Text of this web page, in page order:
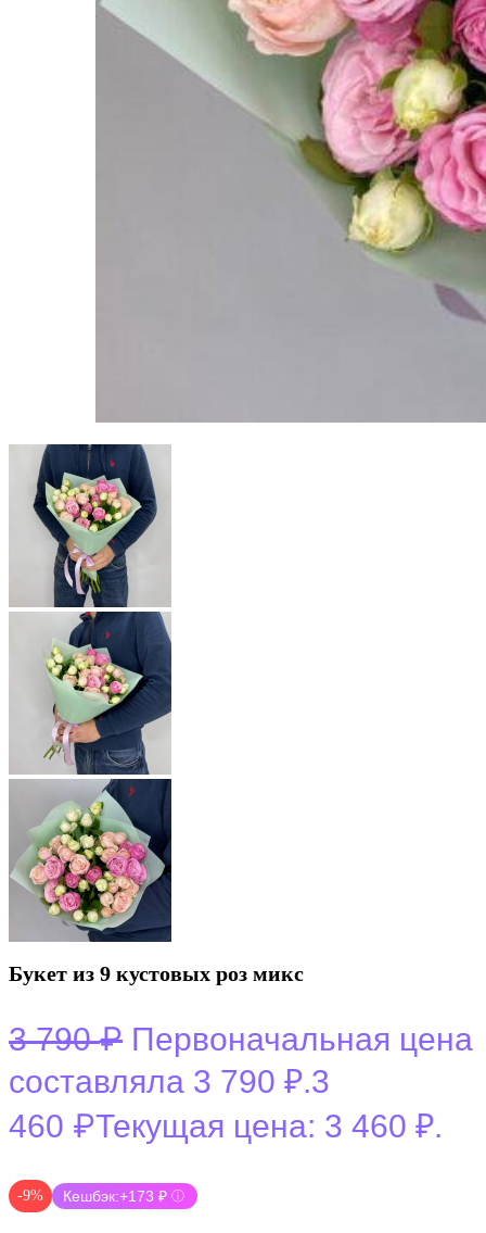
Букет из 9 кустовых роз микс
3 790₽ Первоначальная цена
составляла 3 790 ₽.3
460 ₽Текущая цена: 3 460 ₽.
-9% Кешбэк:+173 ₽ ⓘ